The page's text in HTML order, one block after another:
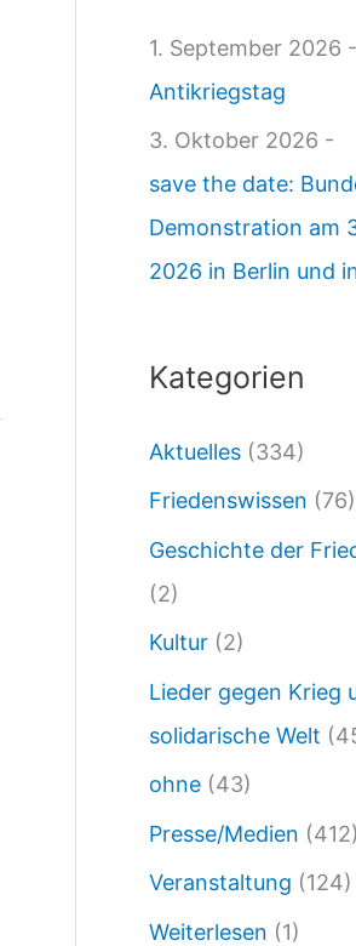
.
0
3
J
e
u
U
1. September 2026 -
Antikriegstag
3. Oktober 2026 -
save the date:
Demonstration am
2026 in Berlin und
Kategorien
Aktuelles (334)
Friedenswissen (76)
Geschichte der
(2)
Kultur (2)
Lieder gegen Krieg
solidarische Welt
ohne (43)
Presse/Medien (412)
Veranstaltung (124)
Weiterlesen (1)